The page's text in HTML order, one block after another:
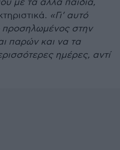
με τα άλλα παιδιά,
«Γι’ αυτό
προσηλωμένος στην
παρών και να τα
ημέρες, αντί